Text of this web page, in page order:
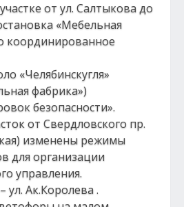
от ул. Салтыкова до
«Мебельная
координированное
«Челябинскугля»
фабрика»)
безопасности».
от Свердловского пр.
изменены режимы
для организации
управления.
ул. Ак.Королева .